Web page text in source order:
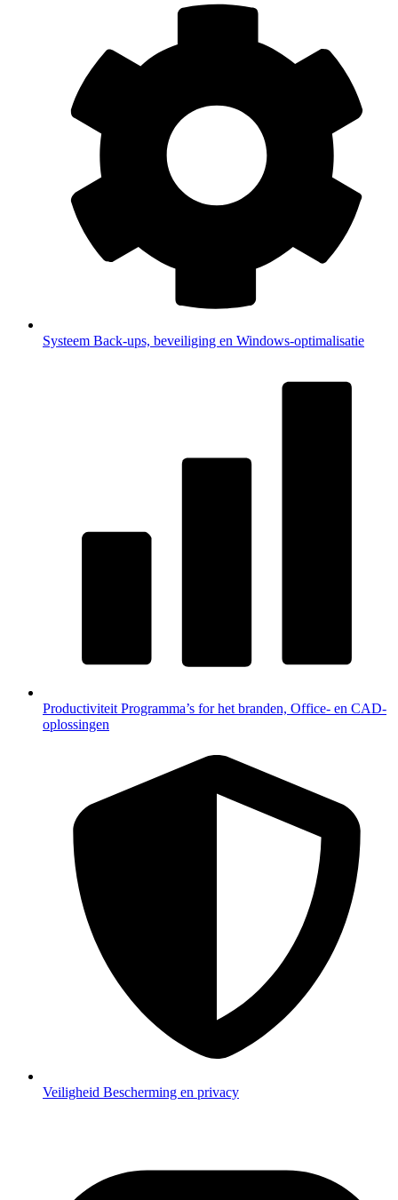
Systeem Back-ups, beveiliging en Windows-optimalisatie
Productiviteit Programma’s for het branden, Office- en CAD-
oplossingen
Veiligheid Bescherming en privacy